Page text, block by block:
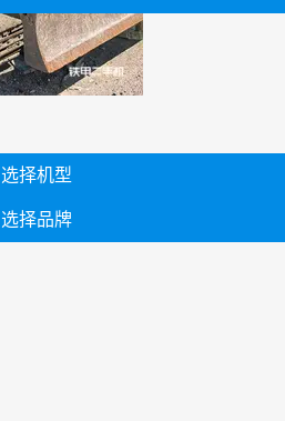
选择机型
选择品牌